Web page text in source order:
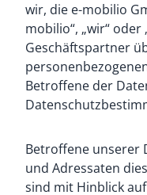
wir, die e-mobilio
mobilio“, „wir“ oder
Geschäftspartner
Betroffene der
Betroffene unserer
und Adressaten
sind mit Hinblick